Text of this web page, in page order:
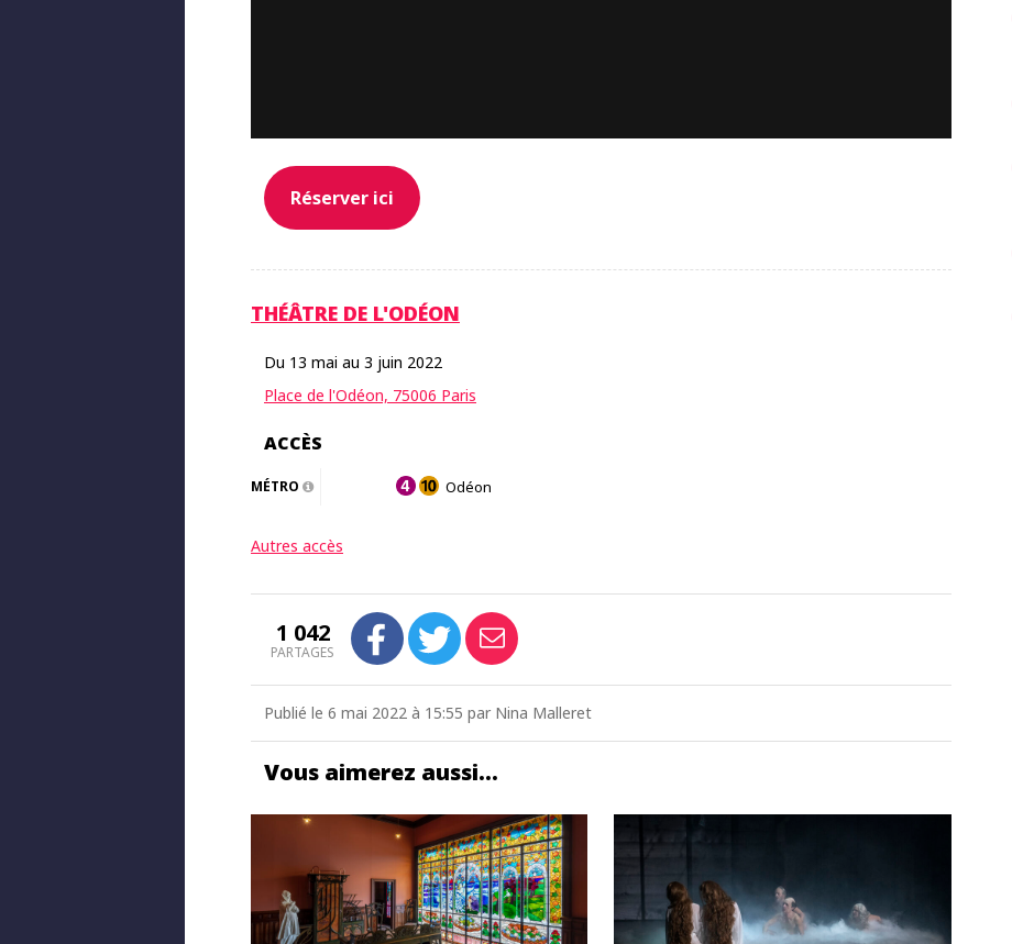
Réserver ici
THÉÂTRE DE L'ODÉON
Du 13 mai au 3 juin 2022
Place de l'Odéon, 75006 Paris
ACCÈS
MÉTRO Odéon
Autres accès
1 042
PARTAGES
Publié le 6 mai 2022 à 15:55 par Nina Malleret
Vous aimerez aussi…